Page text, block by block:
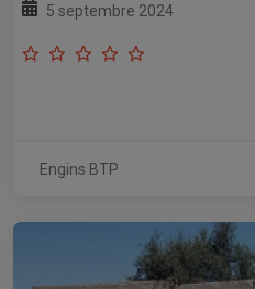
5 septembre 2024
Engins BTP